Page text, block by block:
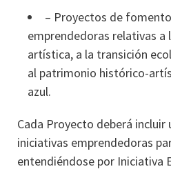
– Proyectos de
emprendedoras relativas a
artística, a la transición
al patrimonio histórico-
azul.
Cada Proyecto deberá incluir
iniciativas emprendedoras
entendiéndose por Iniciativa